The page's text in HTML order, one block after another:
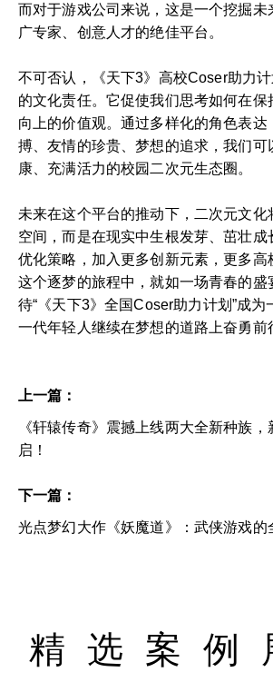
而对于游戏公司来说，这是一个挖掘未
广专家、创意人才的绝佳平台。
不可否认，《天下3》高校Coser助力
的文化责任。它促使我们思考如何在保
向上的价值观。通过多样化的角色表达
搏、友情的珍贵、梦想的追求，我们可
康、充满活力的校园二次元生态圈。
未来在这个平台的推动下，二次元文化
空间，而是在现实中生根发芽、茁壮成
优化策略，加入更多创新元素，更多高
这个逐梦的旅程中，就如一场青春的盛
待“《天下3》全国Coser助力计划”成为
一代年轻人继续在梦想的道路上奋勇前
上一篇：
《轩辕传奇》震撼上线两大全新种族
启！
下一篇：
光点梦幻大作《妖魔道》：武侠游戏的
精选案例